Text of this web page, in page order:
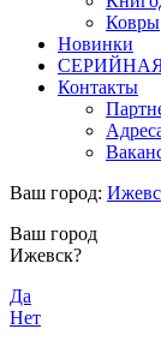
Ковры
Новинки
Контакты
Ваш город:
Ваш город
Ижевск?
Да
Нет